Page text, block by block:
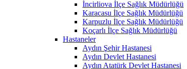
İncirliova İlçe Sağlık Müdürlüğü
Karacasu İlçe Sağlık Müdürlüğü
Karpuzlu İlçe Sağlık Müdürlüğü
Koçarlı İlçe Sağlık Müdürlüğü
Hastaneler
Aydın Şehir Hastanesi
Aydın Devlet Hastanesi
Aydın Atatürk Devlet Hastanesi